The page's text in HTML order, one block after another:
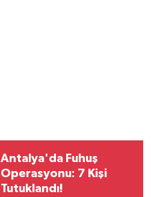
Antalya'da Fuhuş
Operasyonu: 7 Kişi
Tutuklandı!